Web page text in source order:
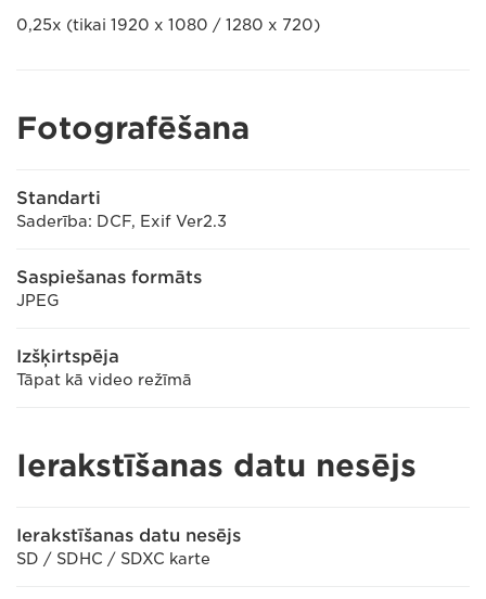
0,25x (tikai 1920 x 1080 / 1280 x 720)
Fotografēšana
Standarti
Saderība: DCF, Exif Ver2.3
Saspiešanas formāts
JPEG
Izšķirtspēja
Tāpat kā video režīmā
Ierakstīšanas datu nesējs
Ierakstīšanas datu nesējs
SD / SDHC / SDXC karte